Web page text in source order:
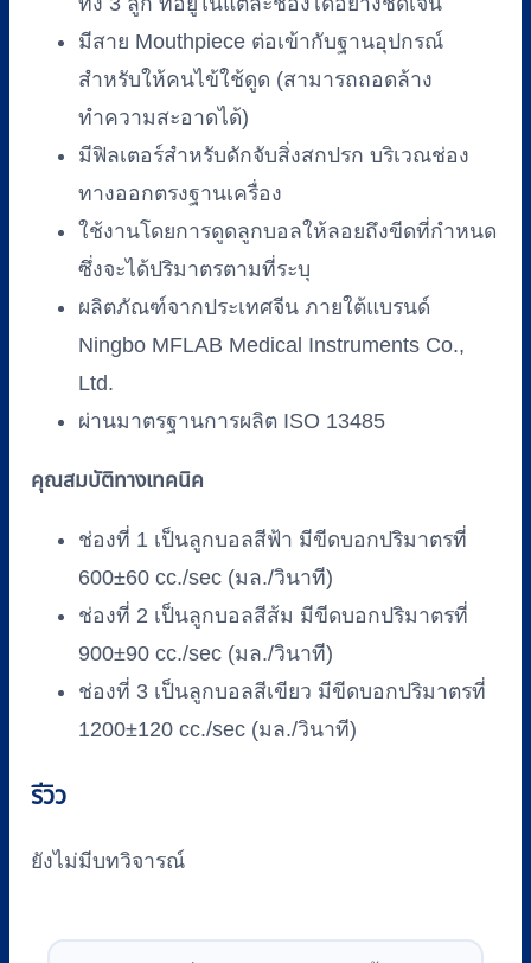
มีสาย Mouthpiece ต่อเข้ากับฐานอุปกรณ์
สำหรับให้คนไข้ใช้ดูด (สามารถถอดล้าง
ทำความสะอาดได้)
มีฟิลเตอร์สำหรับดักจับสิ่งสกปรก บริเวณช่อง
ทางออกตรงฐานเครื่อง
ใช้งานโดยการดูดลูกบอลให้ลอยถึงขีดที่กำหนด
ซึ่งจะได้ปริมาตรตามที่ระบุ
ผลิตภัณฑ์จากประเทศจีน ภายใต้แบรนด์
Ningbo MFLAB Medical Instruments Co.,
Ltd.
ผ่านมาตรฐานการผลิต ISO 13485
คุณสมบัติทางเทคนิค
ช่องที่ 1 เป็นลูกบอลสีฟ้า มีขีดบอกปริมาตรที่
600±60 cc./sec (มล./วินาที)
ช่องที่ 2 เป็นลูกบอลสีส้ม มีขีดบอกปริมาตรที่
900±90 cc./sec (มล./วินาที)
ช่องที่ 3 เป็นลูกบอลสีเขียว มีขีดบอกปริมาตรที่
1200±120 cc./sec (มล./วินาที)
รีวิว
ยังไม่มีบทวิจารณ์